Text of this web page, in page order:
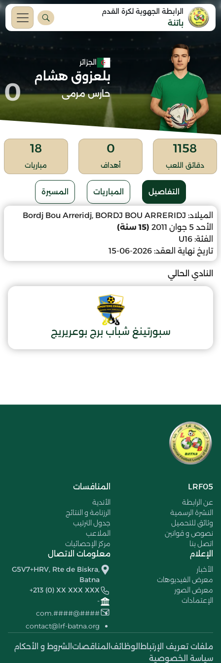
الرابطة الجهوية لكرة القدم
باتنة
الجزائر
بلعزوق هشام
حارس مرمى 0
1158
دقائق اللعب
0
أهداف
18
مباريات
التفاصيل المباريات المسيرة
الميلاد: Bordj Bou Arreridj, BORDJ BOU ARRERIDJ
الأحد 5 جوان 2011
(15 سنة)
الفئة: U16
تاريخ نهاية العقد: 2026-06-15
النادي الحالي
سبورتينغ شباب برج بوعريريج
LRF05
عن الرابطة
النشرة الرسمية
وثائق للتحميل
نصوص و قوانين
اتصل بنا
المنافسات
الأندية
الرزنامة و النتائج
جدول الترتيب
الملاعب
مركز الإحصائيات
الإعلام
الأخبار
معرض الفيديوهات
معرض الصور
الإعتمادات
معلومات الاتصال
G5V7+HRV, Rte de Biskra,
Batna
+213 (0) XX XXX XXX
-
####@####.com
contact@lrf-batna.org
ملفات تعريف الإرتباط الوظائف المناقصات الشروط و الأحكام
سياسة الخصوصية